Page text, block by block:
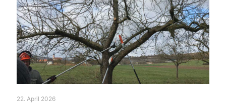
22. April 2026